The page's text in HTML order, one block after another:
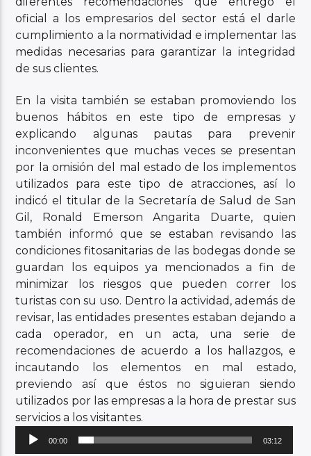
oficial a los empresarios del sector está el darle
cumplimiento a la normatividad e implementar las
medidas necesarias para garantizar la integridad
de sus clientes.
En la visita también se estaban promoviendo los
buenos hábitos en este tipo de empresas y
explicando algunas pautas para prevenir
inconvenientes que muchas veces se presentan
por la omisión del mal estado de los implementos
utilizados para este tipo de atracciones, así lo
indicó el titular de la Secretaría de Salud de San
Gil, Ronald Emerson Angarita Duarte, quien
también informó que se estaban revisando las
condiciones fitosanitarias de las bodegas donde se
guardan los equipos ya mencionados a fin de
minimizar los riesgos que pueden correr los
turistas con su uso. Dentro la actividad, además de
revisar, las entidades presentes estaban dejando a
cada operador, en un acta, una serie de
recomendaciones de acuerdo a los hallazgos, e
incautando los elementos en mal estado,
previendo así que éstos no siguieran siendo
utilizados por las empresas a la hora de prestar sus
servicios a los visitantes.
Reproductor
00:00 03:12